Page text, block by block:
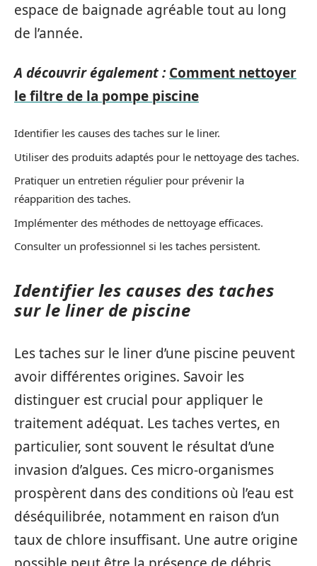
espace de baignade agréable tout au long
de l’année.
A découvrir également : Comment nettoyer
le filtre de la pompe piscine
Identifier les causes des taches sur le liner.
Utiliser des produits adaptés pour le nettoyage des taches.
Pratiquer un entretien régulier pour prévenir la
réapparition des taches.
Implémenter des méthodes de nettoyage efficaces.
Consulter un professionnel si les taches persistent.
Identifier les causes des taches
sur le liner de piscine
Les taches sur le liner d’une piscine peuvent
avoir différentes origines. Savoir les
distinguer est crucial pour appliquer le
traitement adéquat. Les taches vertes, en
particulier, sont souvent le résultat d’une
invasion d’algues. Ces micro-organismes
prospèrent dans des conditions où l’eau est
déséquilibrée, notamment en raison d’un
taux de chlore insuffisant. Une autre origine